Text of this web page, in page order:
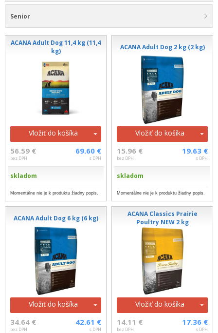
Senior
ACANA Adult Dog 11,4 kg (11,4
kg)
Vložiť do košíka
56.59 €
bez DPH
69.60 €
s DPH
skladom
Momentálne nie je k produktu žiadny popis.
ACANA Adult Dog 2 kg (2 kg)
Vložiť do košíka
15.96 €
bez DPH
19.63 €
s DPH
skladom
Momentálne nie je k produktu žiadny popis.
ACANA Adult Dog 6 kg (6 kg)
Vložiť do košíka
34.64 €
bez DPH
42.61 €
s DPH
ACANA Classics Prairie
Poultry NEW 2 kg
Vložiť do košíka
14.11 €
bez DPH
17.36 €
s DPH